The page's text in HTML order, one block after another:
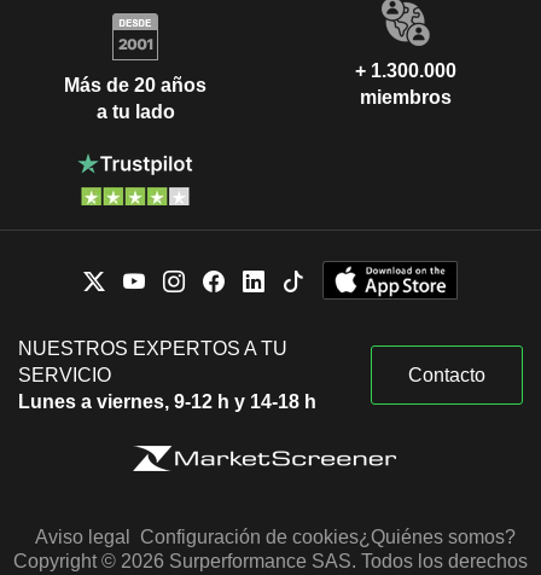
Más de 20 años
a tu lado
+ 1.300.000
miembros
NUESTROS EXPERTOS A TU
SERVICIO
Lunes a viernes, 9-12 h y 14-18 h
Contacto
Aviso legal Configuración de cookies¿Quiénes somos?
Copyright © 2026 Surperformance SAS. Todos los derechos